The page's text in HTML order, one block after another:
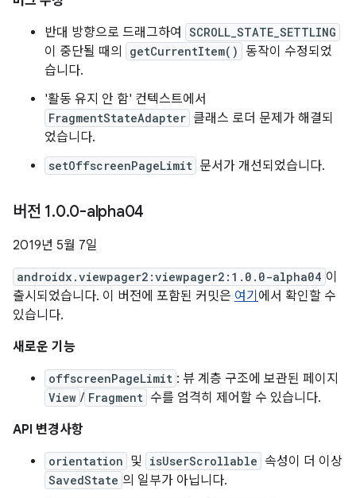
반대 방향으로 드래그하여
SCROLL_STATE_SETTLING
이 중단될 때의 getCurrentItem()
동작이 수정되었
습니다.
'활동 유지 안 함' 컨텍스트에서
FragmentStateAdapter 클래스 로더 문제가 해결되
었습니다.
setOffscreenPageLimit 문서가 개선되었습니다.
버전 1.0.0-alpha04
2019년 5월 7일
androidx.viewpager2:viewpager2:1.0.0-alpha04 이
출시되었습니다. 이 버전에 포함된 커밋은 여기 에서 확인할 수
있습니다.
새로운 기능
offscreenPageLimit : 뷰 계층 구조에 보관된 페이지
View / Fragment 수를 엄격히 제어할 수 있습니다.
API 변경사항
orientation 및 isUserScrollable 속성이 더 이상
SavedState 의 일부가 아닙니다.